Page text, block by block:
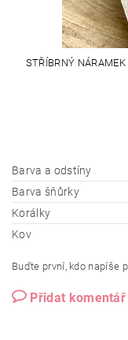
STŘÍBRNÝ
Barva a odstíny
Barva šňůrky
Korálky
Kov
Buďte první, kdo napíše
Přidat komentář